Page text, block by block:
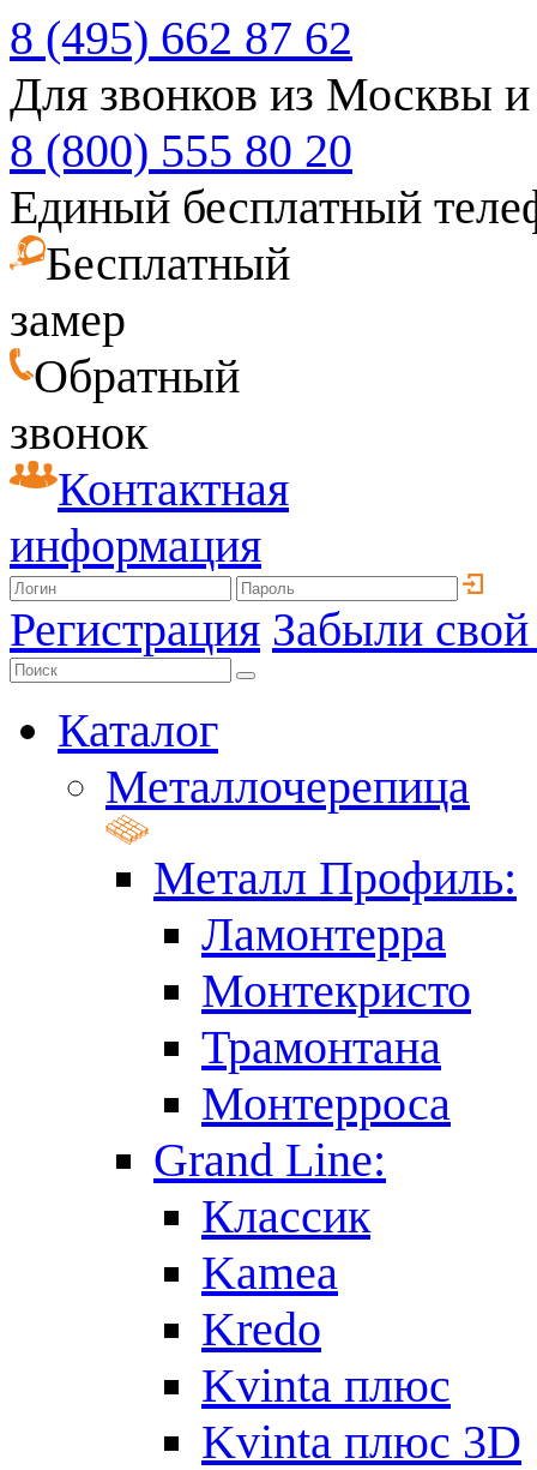
8 (495) 662 87 62
Для звонков из Москвы
8 (800) 555 80 20
Единый бесплатный
Бесплатный
замер
Обратный
звонок
Контактная
информация
Регистрация Забыли
Каталог
Металлочерепица
Металл Профиль:
Ламонтерра
Монтекристо
Трамонтана
Монтерроса
Grand Line:
Классик
Kamea
Kredo
Kvinta плюс
Kvinta плюс 3D